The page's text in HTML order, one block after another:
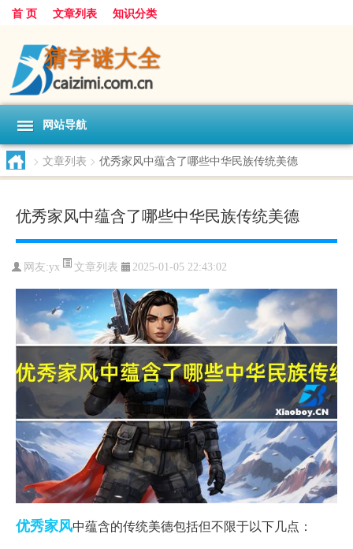
首 页 文章列表 知识分类
网站导航
> 文章列表 > 优秀家风中蕴含了哪些中华民族传统美德
优秀家风中蕴含了哪些中华民族传统美德
网友:yx 文章列表 2025-01-05 22:43:02
优秀家风中蕴含的传统美德包括但不限于以下几点：